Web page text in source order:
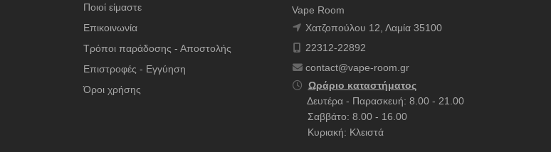
Ποιοί είμαστε
Επικοινωνία
Τρόποι παράδοσης - Αποστολής
Επιστροφές - Εγγύηση
Όροι χρήσης
Vape Room
Χατζοπούλου 12, Λαμία 35100
22312-22892
contact@vape-room.gr
Ωράριο καταστήματος
Δευτέρα - Παρασκευή: 8.00 - 21.00
Σαββάτο: 8.00 - 16.00
Κυριακή: Κλειστά